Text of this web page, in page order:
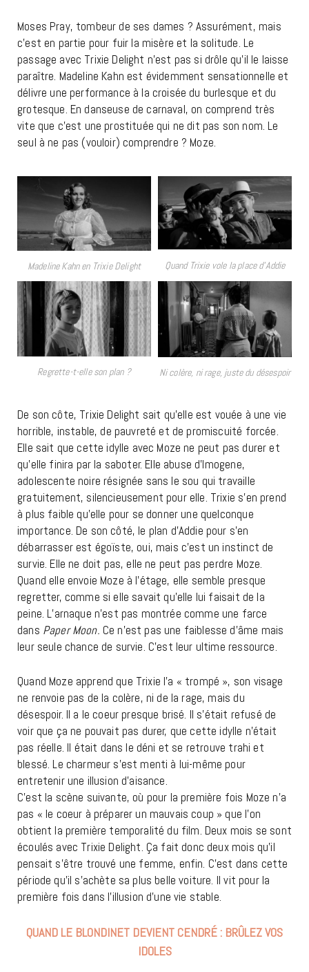
Moses Pray, tombeur de ses dames ? Assurément, mais
c’est en partie pour fuir la misère et la solitude. Le
passage avec Trixie Delight n’est pas si drôle qu’il le laisse
paraître. Madeline Kahn est évidemment sensationnelle et
délivre une performance à la croisée du burlesque et du
grotesque. En danseuse de carnaval, on comprend très
vite que c’est une prostituée qui ne dit pas son nom. Le
seul à ne pas (vouloir) comprendre ? Moze.
Madeline Kahn en Trixie Delight Quand Trixie vole la place d’Addie
Regrette-t-elle son plan ? Ni colère, ni rage, juste du désespoir
De son côte, Trixie Delight sait qu’elle est vouée à une vie
horrible, instable, de pauvreté et de promiscuité forcée.
Elle sait que cette idylle avec Moze ne peut pas durer et
qu’elle finira par la saboter. Elle abuse d’Imogene,
adolescente noire résignée sans le sou qui travaille
gratuitement, silencieusement pour elle. Trixie s’en prend
à plus faible qu’elle pour se donner une quelconque
importance. De son côté, le plan d’Addie pour s’en
débarrasser est égoïste, oui, mais c’est un instinct de
survie. Elle ne doit pas, elle ne peut pas perdre Moze.
Quand elle envoie Moze à l’étage, elle semble presque
regretter, comme si elle savait qu’elle lui faisait de la
peine. L’arnaque n’est pas montrée comme une farce
dans Paper Moon. Ce n’est pas une faiblesse d’âme mais
leur seule chance de survie. C’est leur ultime ressource.
Quand Moze apprend que Trixie l’a « trompé », son visage
ne renvoie pas de la colère, ni de la rage, mais du
désespoir. Il a le coeur presque brisé. Il s’était refusé de
voir que ça ne pouvait pas durer, que cette idylle n’était
pas réelle. Il était dans le déni et se retrouve trahi et
blessé. Le charmeur s’est menti à lui-même pour
entretenir une illusion d’aisance.
C’est la scène suivante, où pour la première fois Moze n’a
pas « le coeur à préparer un mauvais coup » que l’on
obtient la première temporalité du film. Deux mois se sont
écoulés avec Trixie Delight. Ça fait donc deux mois qu’il
pensait s’être trouvé une femme, enfin. C’est dans cette
période qu’il s’achète sa plus belle voiture. Il vit pour la
première fois dans l’illusion d’une vie stable.
QUAND LE BLONDINET DEVIENT CENDRÉ : BRÛLEZ VOS
IDOLES